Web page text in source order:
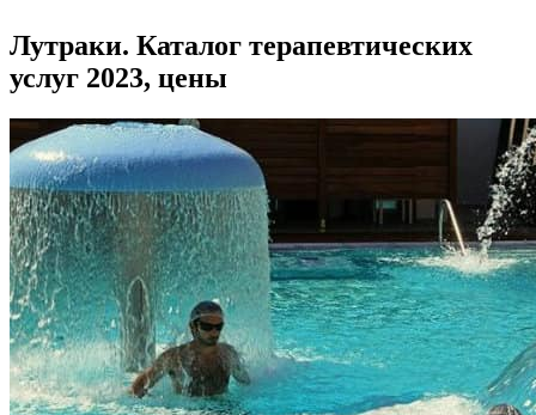
Лутраки. Каталог терапевтических
услуг 2023, цены